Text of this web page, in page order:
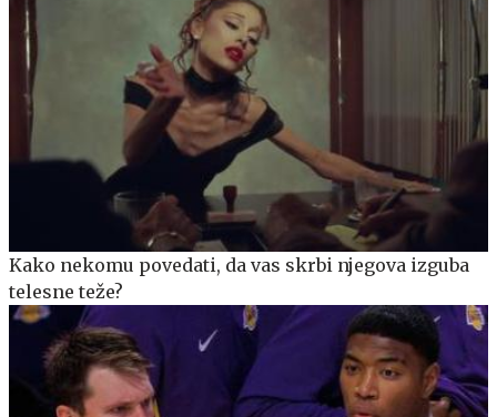
Kako nekomu povedati, da vas skrbi njegova izguba
telesne teže?